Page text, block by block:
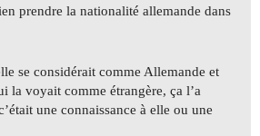
prendre la nationalité allemande dans
se considérait comme Allemande et
la voyait comme étrangère, ça l’a
une connaissance à elle ou une